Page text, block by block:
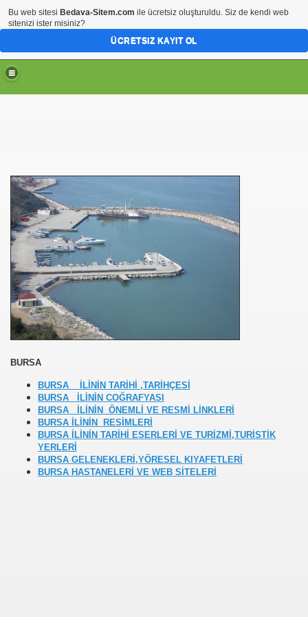
BURSA
BURSA İLİNİN TARİHİ ,TARİHÇESİ
BURSA İLİNİN COĞRAFYASI
BURSA İLİNİN ÖNEMLİ VE RESMİ LİNKLERİ
BURSA İLİNİN RESİMLERİ
BURSA İLİNİN TARİHİ ESERLERİ VE TURİZMİ,TURİSTİK
YERLERİ
BURSA GELENEKLERİ,YÖRESEL KIYAFETLERİ
BURSA HASTANELERİ VE WEB SİTELERİ
Bu web sitesi Bedava-Sitem.com ile ücretsiz oluşturuldu. Siz de kendi web
sitenizi ister misiniz?
ÜCRETSIZ KAYIT OL